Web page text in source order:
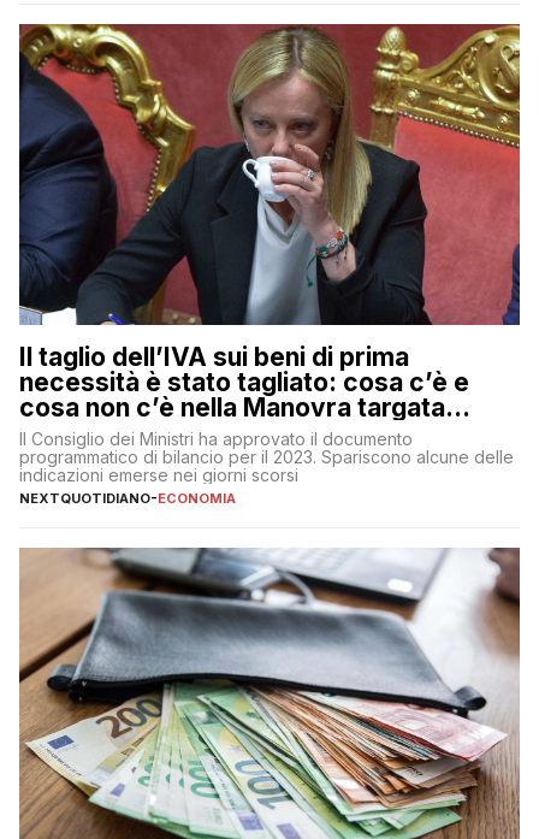
Il taglio dell’IVA sui beni di prima
necessità è stato tagliato: cosa c’è e
cosa non c’è nella Manovra targata
Meloni
Il Consiglio dei Ministri ha approvato il documento
programmatico di bilancio per il 2023. Spariscono alcune delle
indicazioni emerse nei giorni scorsi
NEXTQUOTIDIANO-ECONOMIA